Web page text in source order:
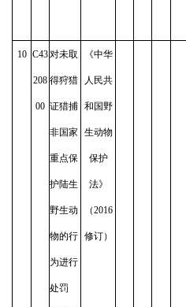
10 C43
208
00
对未取
得狩猎
证猎捕
非国家
重点保
护陆生
野生动
物的行
为进行
处罚
《中华
人民共
和国野
生动物
保护
法》
（2016
修订）